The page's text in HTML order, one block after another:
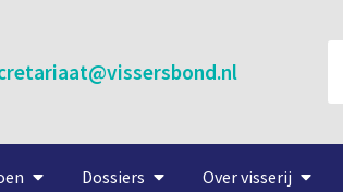
Dossiers Over visserij